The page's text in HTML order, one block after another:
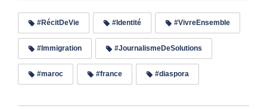
#RécitDeVie #Identité #VivreEnsemble
#Immigration #JournalismeDeSolutions
#maroc #france #diaspora